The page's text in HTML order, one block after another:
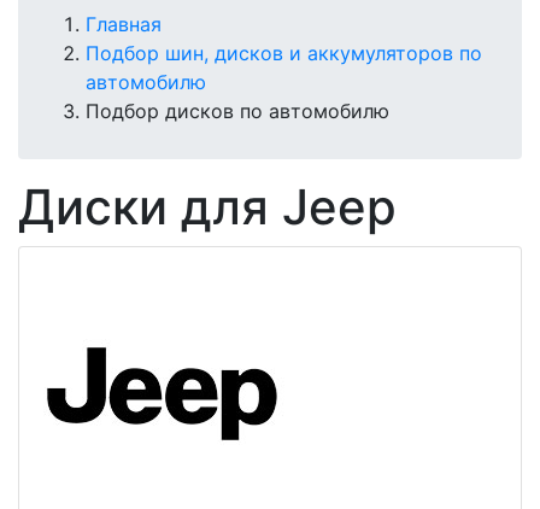
Главная
Подбор шин, дисков и аккумуляторов по
автомобилю
Подбор дисков по автомобилю
Диски для Jeep